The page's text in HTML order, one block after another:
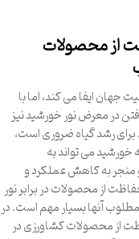
از محصولات
ایفا می کند، اما با
در معرض نور خورشید نیز
رشد گیاه ضروری است،
می تواند به
به کاهش عملکرد و
از محصولات در برابر نور
آنها بسیار مهم است. در
از محصولات کشاورزی در